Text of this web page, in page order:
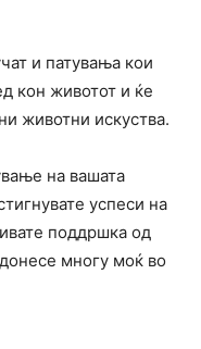
и патувања кои
кон животот и ќе
животни искуства.
на вашата
успеси на
поддршка од
многу моќ во